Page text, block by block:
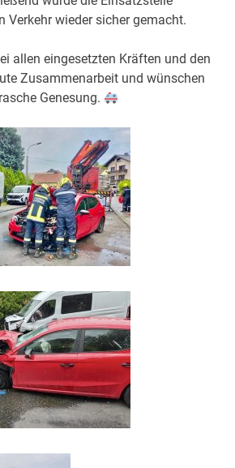
Verkehr wieder sicher gemacht.
allen eingesetzten Kräften und den
Zusammenarbeit und wünschen
Genesung.